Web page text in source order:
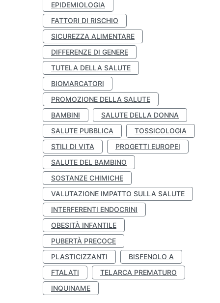
EPIDEMIOLOGIA
FATTORI DI RISCHIO
SICUREZZA ALIMENTARE
DIFFERENZE DI GENERE
TUTELA DELLA SALUTE
BIOMARCATORI
PROMOZIONE DELLA SALUTE
BAMBINI
SALUTE DELLA DONNA
SALUTE PUBBLICA
TOSSICOLOGIA
STILI DI VITA
PROGETTI EUROPEI
SALUTE DEL BAMBINO
SOSTANZE CHIMICHE
VALUTAZIONE IMPATTO SULLA SALUTE
INTERFERENTI ENDOCRINI
OBESITÀ INFANTILE
PUBERTÀ PRECOCE
PLASTICIZZANTI
BISFENOLO A
FTALATI
TELARCA PREMATURO
INQUINAME